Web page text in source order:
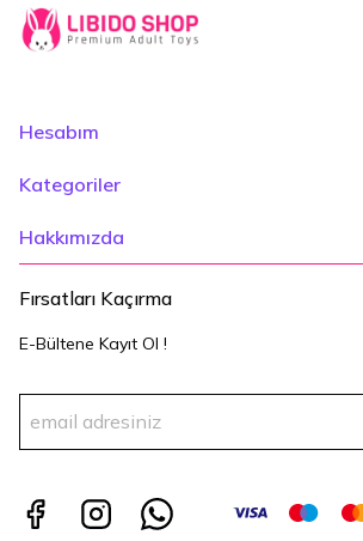
Hesabım
Kategoriler
Hakkımızda
Fırsatları Kaçırma
E-Bültene Kayıt Ol !